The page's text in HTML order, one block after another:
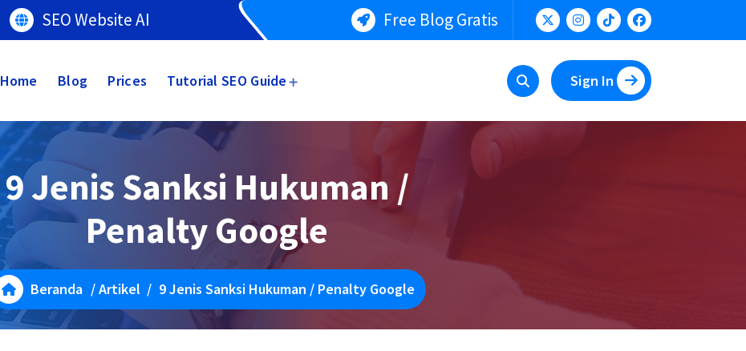
SEO Website AI Free Blog Gratis
Home Blog Prices Tutorial SEO Guide Sign In
9 Jenis Sanksi Hukuman /
Penalty Google
Beranda /Artikel / 9 Jenis Sanksi Hukuman / Penalty Google